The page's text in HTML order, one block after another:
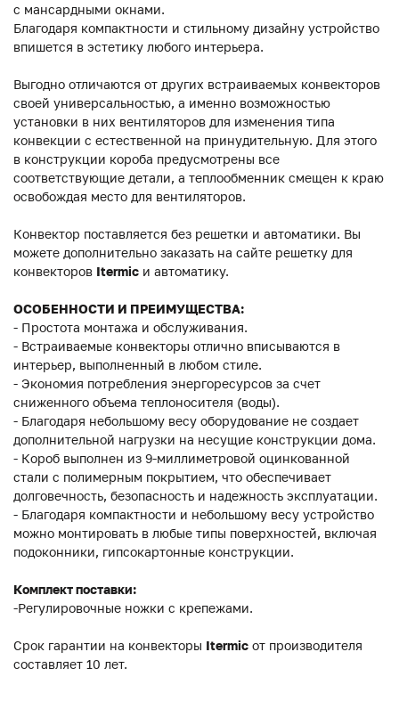
с мансардными окнами.
Благодаря компактности и стильному дизайну устройство
впишется в эстетику любого интерьера.
Выгодно отличаются от других встраиваемых конвекторов
своей универсальностью, а именно возможностью
установки в них вентиляторов для изменения типа
конвекции с естественной на принудительную. Для этого
в конструкции короба предусмотрены все
соответствующие детали, а теплообменник смещен к краю
освобождая место для вентиляторов.
Конвектор поставляется без решетки и автоматики. Вы
можете дополнительно заказать на сайте решетку для
конвекторов Itermic и автоматику.
ОСОБЕННОСТИ И ПРЕИМУЩЕСТВА:
- Простота монтажа и обслуживания.
- Встраиваемые конвекторы отлично вписываются в
интерьер, выполненный в любом стиле.
- Экономия потребления энергоресурсов за счет
сниженного объема теплоносителя (воды).
- Благодаря небольшому весу оборудование не создает
дополнительной нагрузки на несущие конструкции дома.
- Короб выполнен из 9-миллиметровой оцинкованной
стали с полимерным покрытием, что обеспечивает
долговечность, безопасность и надежность эксплуатации.
- Благодаря компактности и небольшому весу устройство
можно монтировать в любые типы поверхностей, включая
подоконники, гипсокартонные конструкции.
Комплект поставки:
-Регулировочные ножки с крепежами.
Срок гарантии на конвекторы Itermic от производителя
составляет 10 лет.